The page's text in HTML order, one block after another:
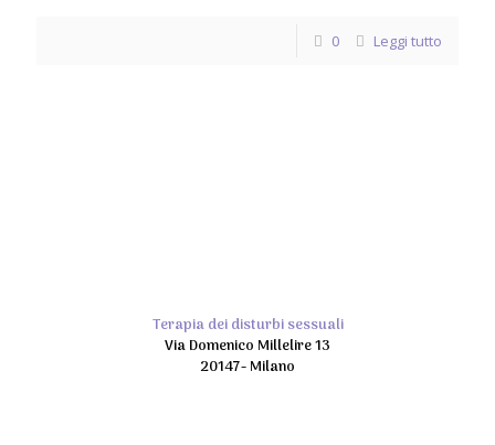
0 Leggi tutto
Terapia dei disturbi sessuali
Via Domenico Millelire 13
20147- Milano